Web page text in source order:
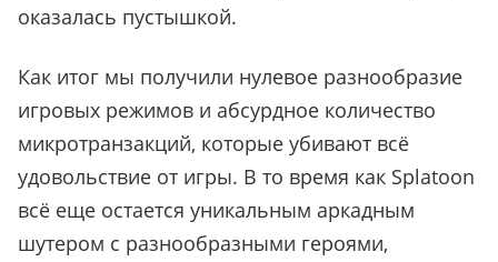
оказалась пустышкой.
Как итог мы получили нулевое разнообразие
игровых режимов и абсурдное количество
микротранзакций, которые убивают всё
удовольствие от игры. В то время как Splatoon
всё еще остается уникальным аркадным
шутером с разнообразными героями,